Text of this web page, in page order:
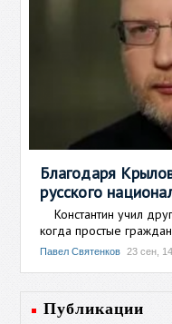
Благодаря
русского
Константин учил
когда простые
Павел Святенков 23 сен,
Публикации